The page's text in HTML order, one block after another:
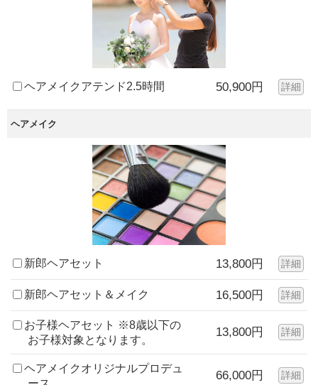
ヘアメイクアテンド2.5時間 50,900円 詳細
ヘアメイク
新郎ヘアセット 13,800円 詳細
新郎ヘアセット＆メイク 16,500円 詳細
お子様ヘアセット ※8歳以下の
お子様対象となります。
13,800円 詳細
ヘアメイクオリジナルプロデュ
66,000円 詳細